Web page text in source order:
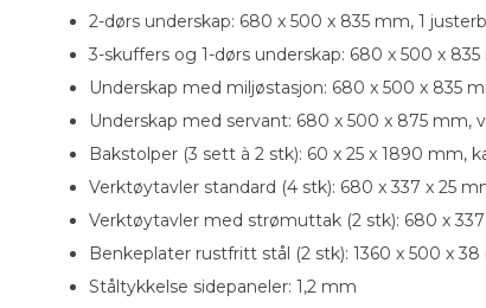
2-dørs underskap: 680 x 500 x 835 mm, 1
3-skuffers og 1-dørs underskap: 680 x 500 x
Underskap med miljøstasjon: 680 x 500 x 835
Underskap med servant: 680 x 500 x 875 mm,
Bakstolper (3 sett à 2 stk): 60 x 25 x 1890 mm,
Verktøytavler standard (4 stk): 680 x 337 x 25
Verktøytavler med strømuttak (2 stk): 680 x
Benkeplater rustfritt stål (2 stk): 1360 x 500 x
Ståltykkelse sidepaneler: 1,2 mm